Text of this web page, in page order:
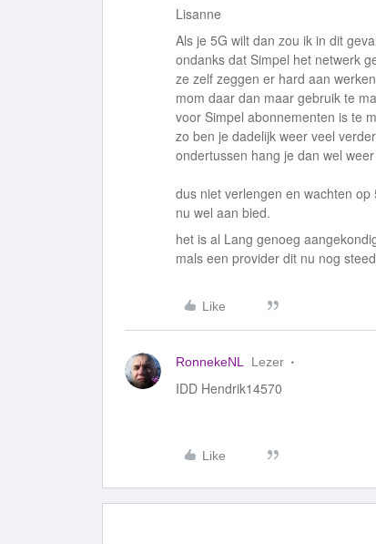
Lisanne
Als je 5G wilt dan zou ik in dit
ondanks dat Simpel het netwerk
ze zelf zeggen er hard aan
mom daar dan maar gebruik te
voor Simpel abonnementen is te
zo ben je dadelijk weer veel
ondertussen hang je dan wel
dus niet verlengen en wachten
nu wel aan bied.
het is al Lang genoeg
mals een provider dit nu nog
Like
RonnekeNL Lezer
IDD Hendrik14570
Like